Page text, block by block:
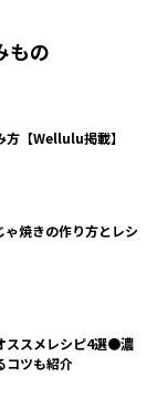
もの
方【Wellulu掲載】
焼きの作り方とレシ
ススメレシピ4選●濃
コツも紹介